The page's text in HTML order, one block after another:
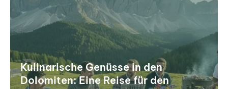
Kulinarische Genüsse in den
Dolomiten: Eine Reise für den